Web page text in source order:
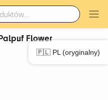
🇵🇱 PL (oryginalny)
Flower